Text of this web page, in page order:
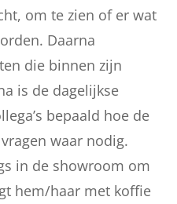
om te zien of er wat
Daarna
die binnen zijn
is de dagelijkse
bepaald hoe de
waar nodig.
in de showroom om
hem/haar met koffie